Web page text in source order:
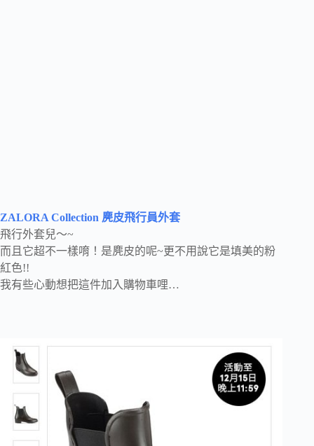
ZALORA Collection 麂皮飛行員外套
飛行外套兒～~
而且它超不一樣唷！是麂皮的呢~更不用說它是填美的粉
紅色!!
我有些心動想把這件加入購物車哩…